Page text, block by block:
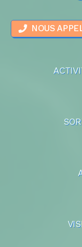
NOUS